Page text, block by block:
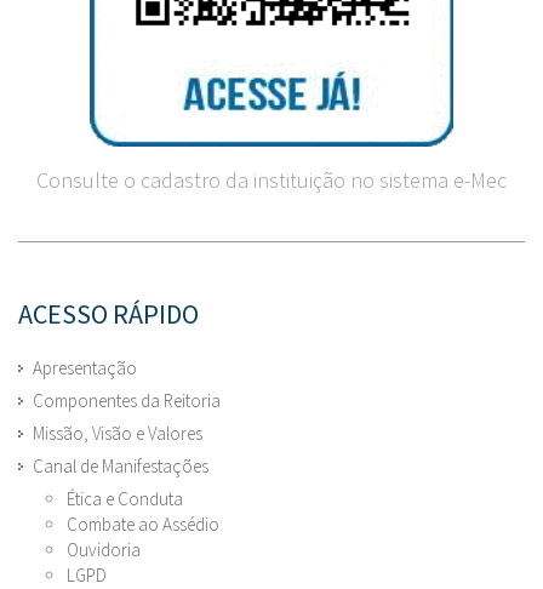
Consulte o cadastro da instituição no sistema e-Mec
ACESSO RÁPIDO
Apresentação
Componentes da Reitoria
Missão, Visão e Valores
Canal de Manifestações
Ética e Conduta
Combate ao Assédio
Ouvidoria
LGPD